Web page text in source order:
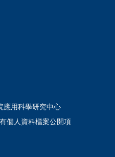
用科學研究中心
個人資料檔案公開項